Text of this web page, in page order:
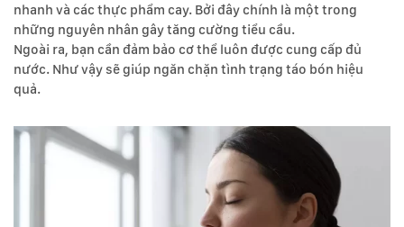
nhanh và các thực phẩm cay. Bởi đây chính là một trong
những nguyên nhân gây tăng cường tiểu cầu.
Ngoài ra, bạn cần đảm bảo cơ thể luôn được cung cấp đủ
nước. Như vậy sẽ giúp ngăn chặn tình trạng táo bón hiệu
quả.